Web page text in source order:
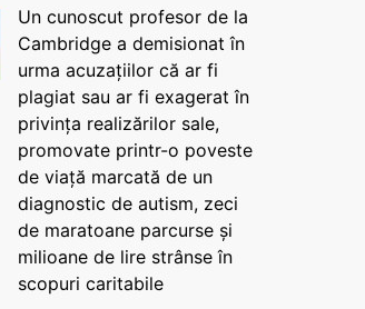
Un cunoscut profesor de la
Cambridge a demisionat în
urma acuzațiilor că ar fi
plagiat sau ar fi exagerat în
privința realizărilor sale,
promovate printr-o poveste
de viață marcată de un
diagnostic de autism, zeci
de maratoane parcurse și
milioane de lire strânse în
scopuri caritabile